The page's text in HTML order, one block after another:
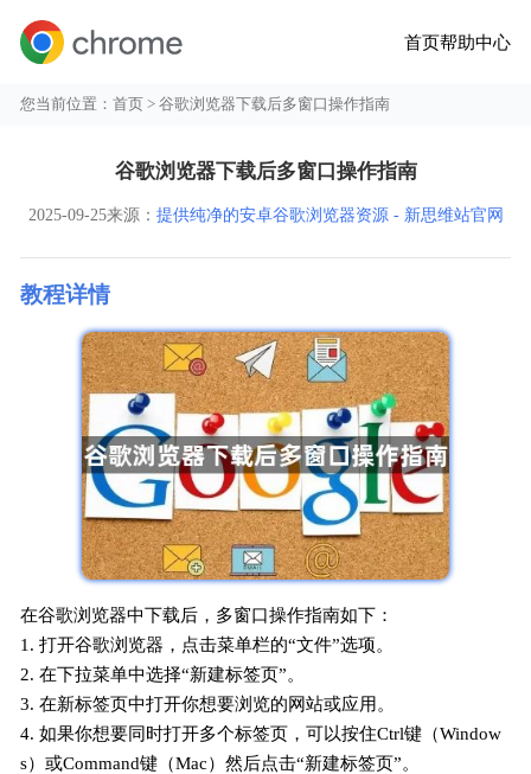
首页帮助中心
您当前位置：首页 > 谷歌浏览器下载后多窗口操作指南
谷歌浏览器下载后多窗口操作指南
2025-09-25来源： 提供纯净的安卓谷歌浏览器资源 - 新思维站官网
教程详情
在谷歌浏览器中下载后，多窗口操作指南如下：
1. 打开谷歌浏览器，点击菜单栏的“文件”选项。
2. 在下拉菜单中选择“新建标签页”。
3. 在新标签页中打开你想要浏览的网站或应用。
4. 如果你想要同时打开多个标签页，可以按住Ctrl键（Window
s）或Command键（Mac）然后点击“新建标签页”。